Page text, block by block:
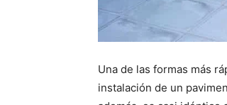
Una de las formas más
instalación de un